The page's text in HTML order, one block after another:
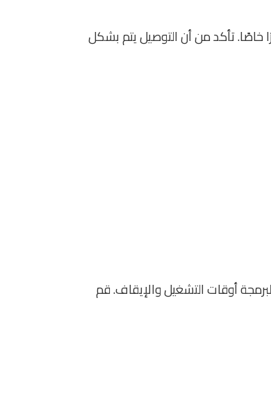
خاصًا. تأكد من أن التوصيل يتم بشكل
أوقات التشغيل والإيقاف. قم